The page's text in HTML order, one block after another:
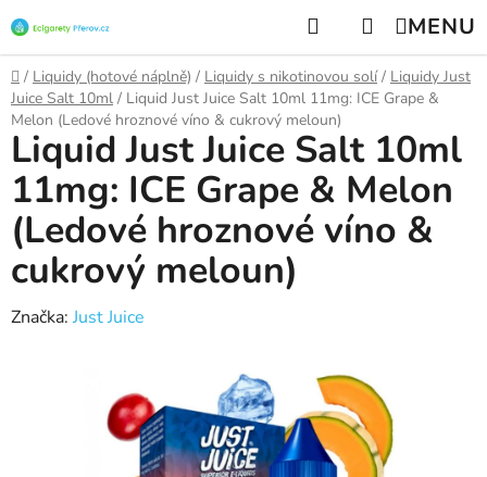
na
obsah
Hledat NÁKUPNÍ
KOŠÍK
Domů
/ Liquidy (hotové náplně) / Liquidy s nikotinovou solí / Liquidy Just
Juice Salt 10ml / Liquid Just Juice Salt 10ml 11mg: ICE Grape &
Melon (Ledové hroznové víno & cukrový meloun)
Liquid Just Juice Salt 10ml
11mg: ICE Grape & Melon
(Ledové hroznové víno &
cukrový meloun)
Značka: Just Juice